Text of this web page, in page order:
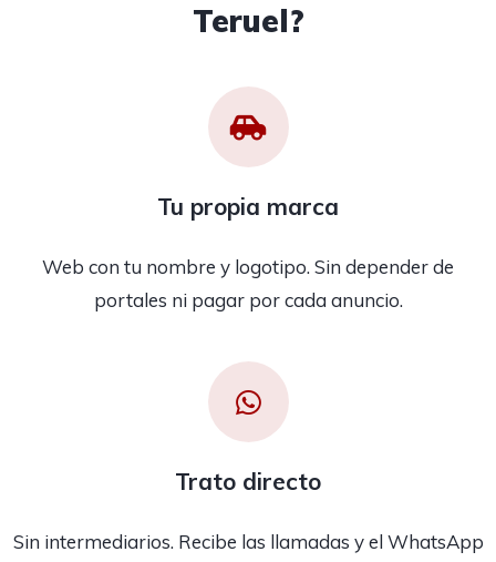
Teruel?
Tu propia marca
Web con tu nombre y logotipo. Sin depender de
portales ni pagar por cada anuncio.
Trato directo
Sin intermediarios. Recibe las llamadas y el WhatsApp